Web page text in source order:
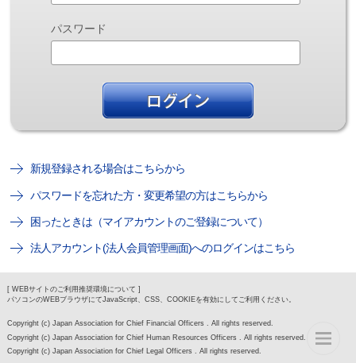
パスワード
新規登録される場合はこちらから
パスワードを忘れた方・変更希望の方はこちらから
困ったときは（マイアカウントのご登録について）
法人アカウント(法人会員管理画面)へのログインはこちら
[ WEBサイトのご利用推奨環境について ]
パソコンのWEBブラウザにてJavaScript、CSS、COOKIEを有効にしてご利用ください。
Copyright (c) Japan Association for Chief Financial Officers . All rights reserved.
Copyright (c) Japan Association for Chief Human Resources Officers . All rights reserved.
Copyright (c) Japan Association for Chief Legal Officers . All rights reserved.